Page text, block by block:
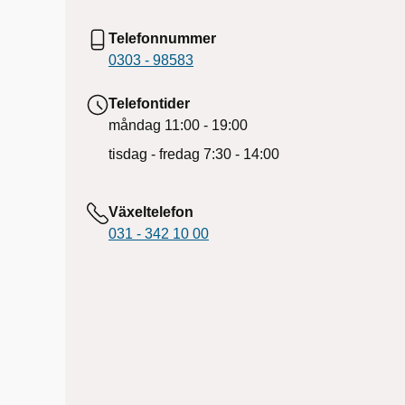
Telefonnummer
0303 - 98583
Telefontider
måndag 11:00 - 19:00
tisdag - fredag 7:30 - 14:00
Växeltelefon
031 - 342 10 00